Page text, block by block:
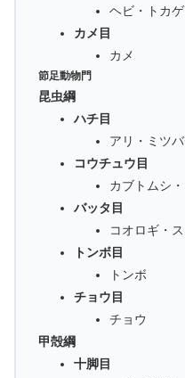
ヘビ・トカゲ
カメ目
カメ
節足動物門
昆虫綱
ハチ目
アリ・ミツ
コウチュウ目
カブトムシ
バッタ目
コオロギ・
トンボ目
トンボ
チョウ目
チョウ
甲殻綱
十脚目